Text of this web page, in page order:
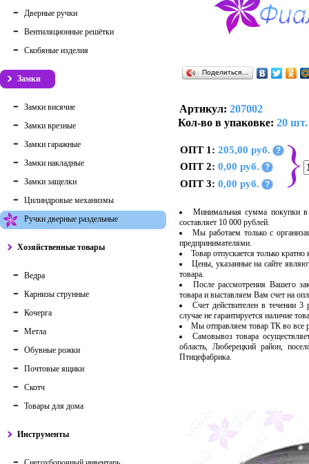
Дверные ручки
Вентиляционные решётки
Скобяные изделия
Замки
Замки висячие
Замки врезные
Замки гаражные
Замки накладные
Замки защелки
Цилиндровые механизмы
Ручки дверные раздельные
Хозяйственные товары
Ведра
Карнизы струнные
Кочерга
Метла
Обувные рожки
Почтовые ящики
Скотч
Товары для дома
Инструменты
Поделиться…
Артикул: 207002
Кол-во в упаковке: 20 шт.
ОПТ 1: 205,00 руб. ?
ОПТ 2: 0,00 руб. ?
ОПТ 3: 0,00 руб. ?
Минимальная сумма покупки в
составляет 10 000 рублей.
Мы работаем только с
предпринимателями.
Товар отпускается только
Цены, указанные на сайте
товара.
После рассмотрения Вашего
товара и выставляем Вам счет на
Счет действителен в течении
случае не гарантируется наличие
Мы отправляем товар ТК во
Самовывоз товара
область, Люберецкий район,
Птицефабрика.